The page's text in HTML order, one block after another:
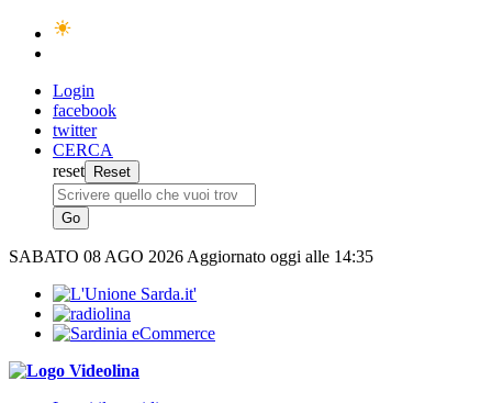
Login
facebook
twitter
CERCA
reset
SABATO 08 AGO 2026 Aggiornato oggi alle 14:35